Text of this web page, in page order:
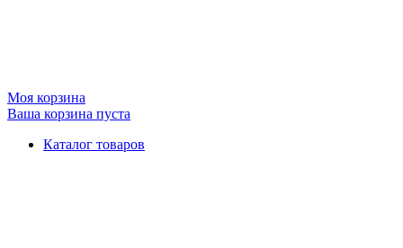
Моя корзина
Ваша корзина пуста
Каталог товаров